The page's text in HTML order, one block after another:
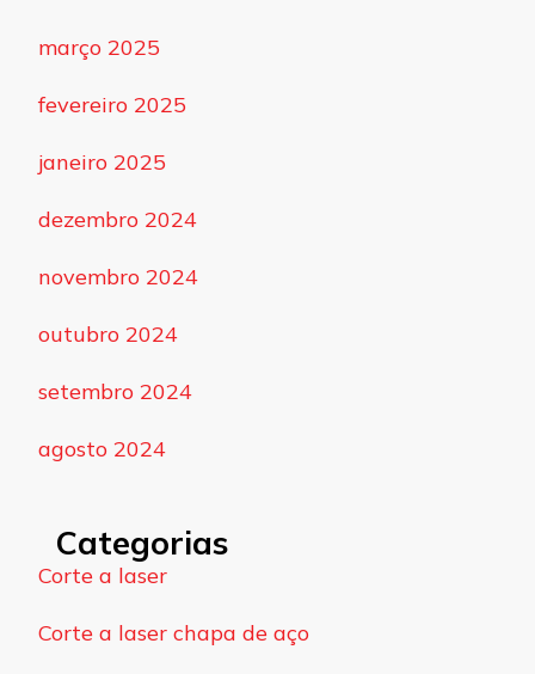
março 2025
fevereiro 2025
janeiro 2025
dezembro 2024
novembro 2024
outubro 2024
setembro 2024
agosto 2024
Categorias
Corte a laser
Corte a laser chapa de aço